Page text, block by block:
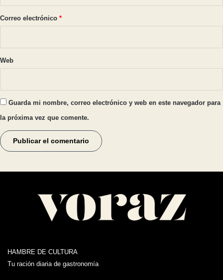
*
Correo electrónico *
Web
Guarda mi nombre, correo electrónico y web en este navegador para
la próxima vez que comente.
HAMBRE DE CULTURA
Tu ración diaria de gastronomía